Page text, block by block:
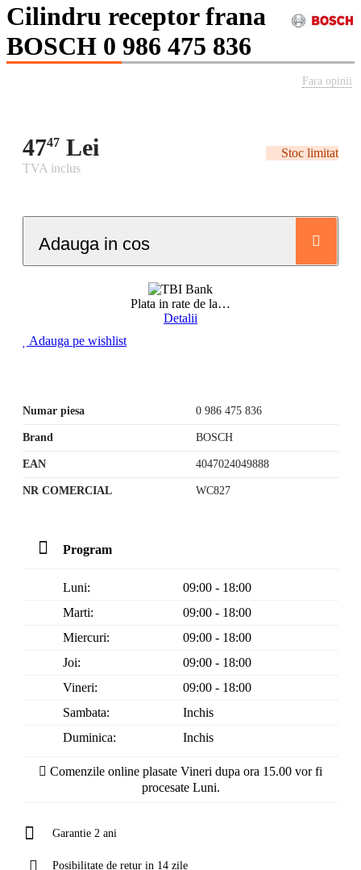
Cilindru receptor frana
BOSCH 0 986 475 836
Fara opinii
4747 Lei
Stoc limitat
TVA inclus
Adauga in cos
Plata in rate de la…
Detalii
Adauga pe wishlist
Numar piesa 0 986 475 836
Brand BOSCH
EAN 4047024049888
NR COMERCIAL WC827
Program
Luni:
09:00 - 18:00
Marti:
09:00 - 18:00
Miercuri:
09:00 - 18:00
Joi:
09:00 - 18:00
Vineri:
09:00 - 18:00
Sambata:
Inchis
Duminica:
Inchis
Comenzile online plasate Vineri dupa ora 15.00 vor fi
procesate Luni.
Garantie 2 ani
Posibilitate de retur in 14 zile